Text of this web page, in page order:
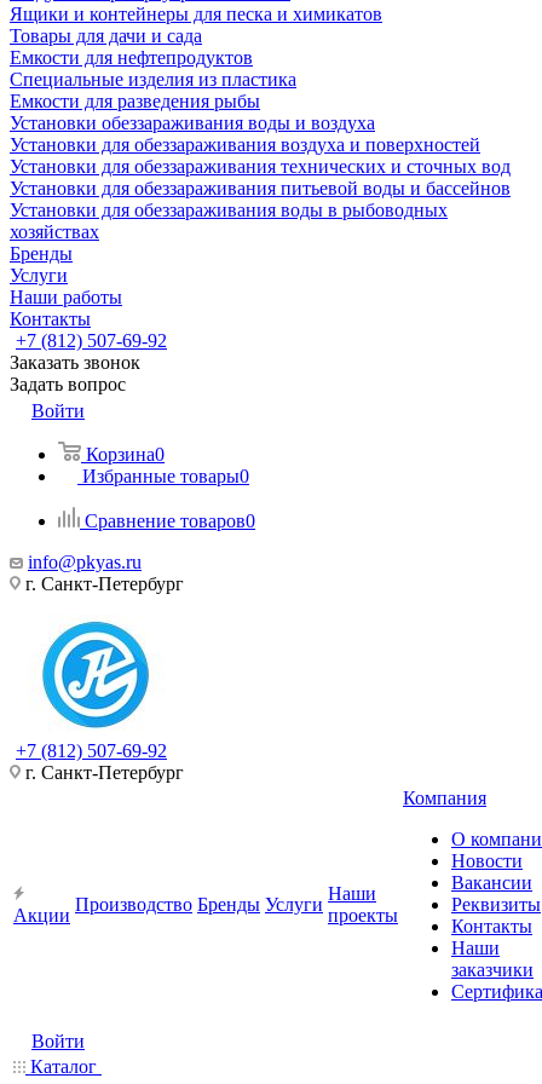
Ящики и контейнеры для песка и химикатов
Товары для дачи и сада
Емкости для нефтепродуктов
Специальные изделия из пластика
Емкости для разведения рыбы
Установки обеззараживания воды и воздуха
Установки для обеззараживания воздуха и поверхностей
Установки для обеззараживания технических и сточных вод
Установки для обеззараживания питьевой воды и бассейнов
Установки для обеззараживания воды в рыбоводных
хозяйствах
Бренды
Услуги
Наши работы
Контакты
+7 (812) 507-69-92
Заказать звонок
Задать вопрос
Войти
Корзина0
Избранные товары0
Сравнение товаров0
info@pkyas.ru
г. Санкт-Петербург
+7 (812) 507-69-92
г. Санкт-Петербург
Акции
Производство Бренды Услуги
Наши
проекты
Компания
О
Новости
Вакансии
Реквизиты
Контакты
Наши
заказчики
Войти
Каталог